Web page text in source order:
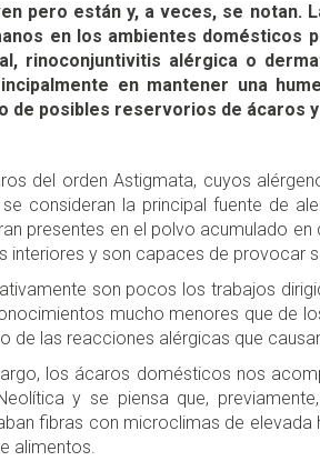
pero están y, a veces, se notan.
en los ambientes domésticos
rinoconjuntivitis alérgica o
en mantener una
de posibles reservorios de ácaros
del orden Astigmata, cuyos
consideran la principal fuente de
presentes en el polvo acumulado
interiores y son capaces de provocar
son pocos los trabajos
mucho menores que de
de las reacciones alérgicas que
los ácaros domésticos nos
y se piensa que,
fibras con microclimas de
alimentos.